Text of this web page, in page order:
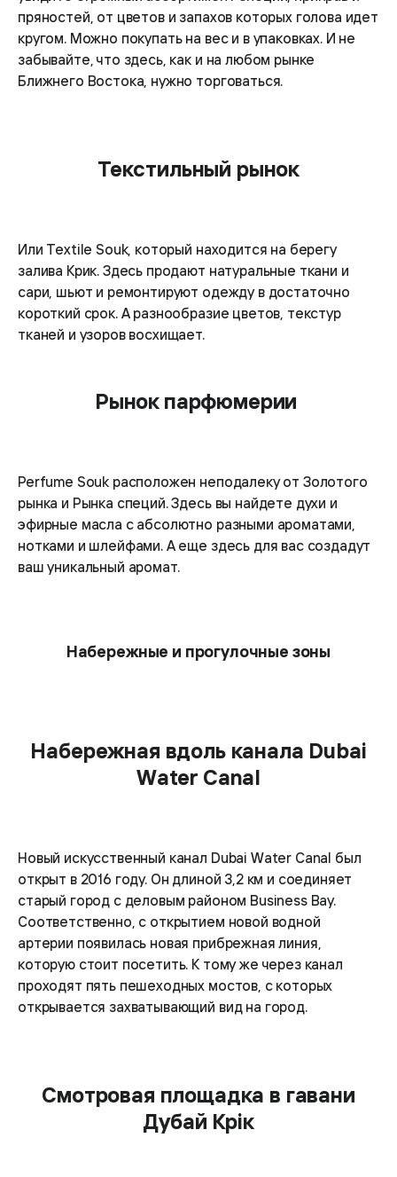
пряностей, от цветов и запахов которых голова идет
кругом. Можно покупать на вес и в упаковках. И не
забывайте, что здесь, как и на любом рынке
Ближнего Востока, нужно торговаться.
Текстильный рынок
Или Textile Souk, который находится на берегу
залива Крик. Здесь продают натуральные ткани и
сари, шьют и ремонтируют одежду в достаточно
короткий срок. А разнообразие цветов, текстур
тканей и узоров восхищает.
Рынок парфюмерии
Perfume Souk расположен неподалеку от Золотого
рынка и Рынка специй. Здесь вы найдете духи и
эфирные масла с абсолютно разными ароматами,
нотками и шлейфами. А еще здесь для вас создадут
ваш уникальный аромат.
Набережные и прогулочные зоны
Набережная вдоль канала Dubai
Water Canal
Новый искусственный канал Dubai Water Canal был
открыт в 2016 году. Он длиной 3,2 км и соединяет
старый город с деловым районом Business Bay.
Соответственно, с открытием новой водной
артерии появилась новая прибрежная линия,
которую стоит посетить. К тому же через канал
проходят пять пешеходных мостов, с которых
открывается захватывающий вид на город.
Смотровая площадка в гавани
Дубай Крік